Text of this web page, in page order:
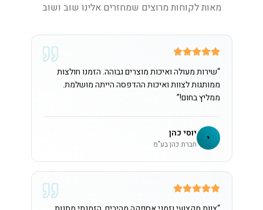
מאות לקוחות מרוצים שמחזרים אלינו שוב ושוב
“שירות מעולה ואיכות מוצרים גבוהה. הזמנו חולצות
ממותגות לצוות ואיכות ההדפסה הייתה מושלמת.
ממליץ בחום!”
י יוסי כהן
חברת כהן בע"מ